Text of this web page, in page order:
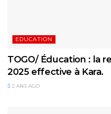
EDUCATION
TOGO/ Éducation : la
2025 effective à Kara.
2 ANS AGO